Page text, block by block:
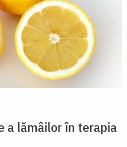
a lămâilor în terapia